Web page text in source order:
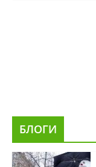
БЛОГИ